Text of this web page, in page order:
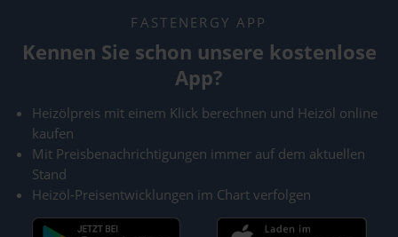
FASTENERGY APP
Kennen Sie schon unsere kostenlose
App?
Heizölpreis mit einem Klick berechnen und Heizöl online
kaufen
Mit Preisbenachrichtigungen immer auf dem aktuellen
Stand
Heizöl-Preisentwicklungen im Chart verfolgen